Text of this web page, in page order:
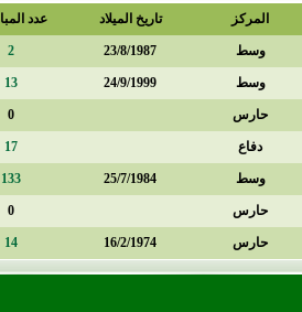
المركز تاريخ الميلاد عدد
وسط 23/8/1987
2
وسط 24/9/1999
13
حارس 0
دفاع 17
وسط 25/7/1984
133
حارس 0
حارس 16/2/1974
14